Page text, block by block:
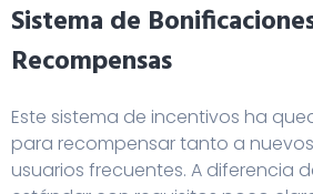
Sistema de
Recompensas
Este sistema de incentivos ha
para recompensar tanto a
usuarios frecuentes. A diferencia